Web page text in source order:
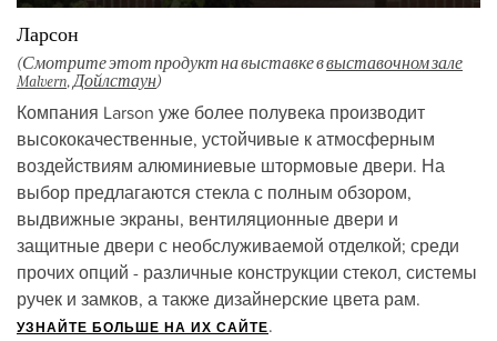
Ларсон
(Смотрите этот продукт на выставке ввыставочном зале
Malvern,Дойлстаун)
Компания Larson уже более полувека производит
высококачественные, устойчивые к атмосферным
воздействиям алюминиевые штормовые двери. На
выбор предлагаются стекла с полным обзором,
выдвижные экраны, вентиляционные двери и
защитные двери с необслуживаемой отделкой; среди
прочих опций - различные конструкции стекол, системы
ручек и замков, а также дизайнерские цвета рам.
УЗНАЙТЕ БОЛЬШЕ НА ИХ САЙТЕ.